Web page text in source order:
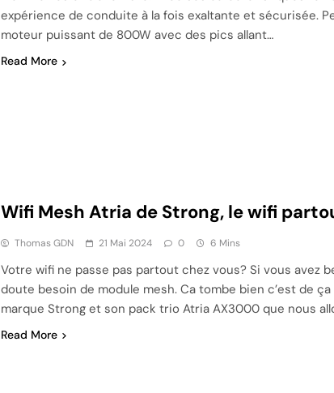
expérience de conduite à la fois exaltante et sécurisée.
moteur puissant de 800W avec des pics allant…
Read More
Wifi Mesh Atria de Strong, le wifi
Thomas GDN 21 Mai 2024 0 6 Mins
Votre wifi ne passe pas partout chez vous? Si vous avez
doute besoin de module mesh. Ca tombe bien c’est de
marque Strong et son pack trio Atria AX3000 que nous
Read More